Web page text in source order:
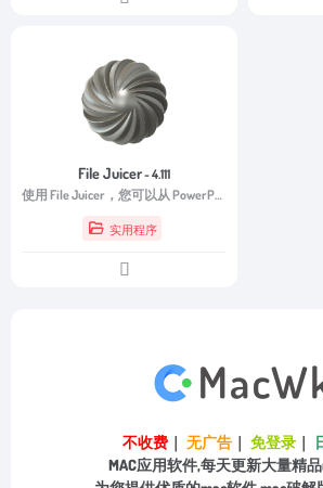
File Juicer- 4.111
使用 File Juicer，您可以从 PowerPoint 幻灯片或演示文稿中提取图像。从 PDF 文件中提取图像和文本。
实用程序
不收费 ｜ 无广告 ｜ 免登录 ｜
MAC应用软件,每天更新大量精